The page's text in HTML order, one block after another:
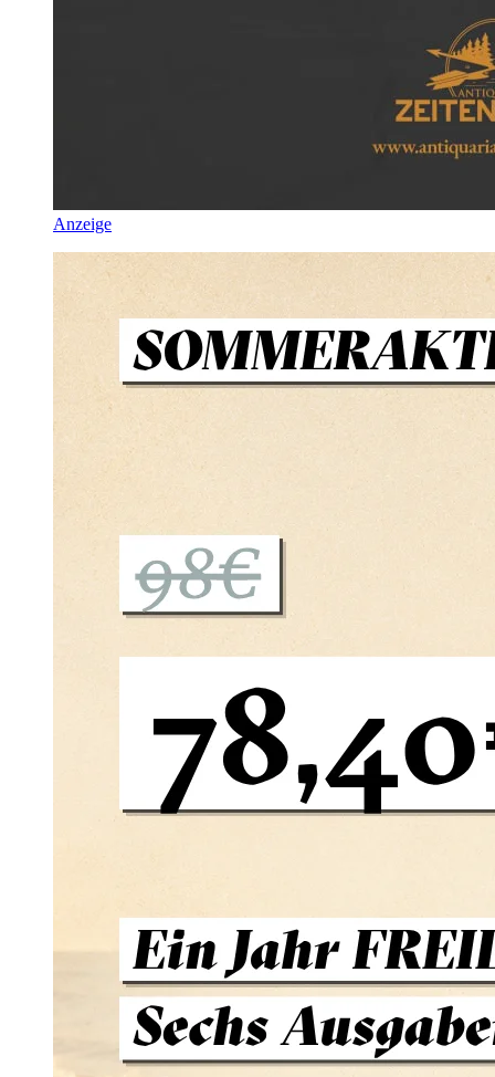
Anzeige